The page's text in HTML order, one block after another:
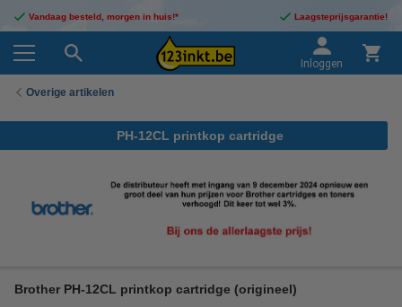
Vandaag besteld, morgen in huis!* Laagsteprijsgarantie!
Inloggen
Overige artikelen
PH-12CL printkop cartridge
Brother PH-12CL printkop cartridge (origineel)